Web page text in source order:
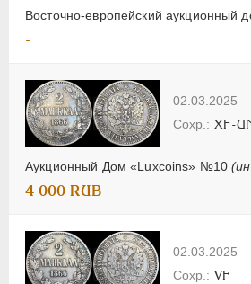
Восточно-европейский аукционный
-
02.03.2025
Аукционный Дом «Luxcoins» №10
XF-
4 000 RUB
02.03.2025
VF